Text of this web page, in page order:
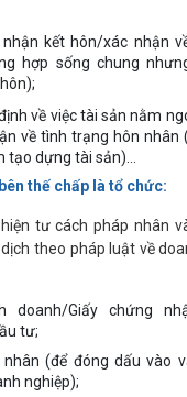
nhận kết hôn/xác nhận
hợp sống chung
về việc tài sản nằm
về tình trạng hôn nhân
tạo dựng tài sản)…
thế chấp là tổ chức:
tư cách pháp nhân
theo pháp luật về
doanh/Giấy chứng
tư;
(để đóng dấu vào
nghiệp);